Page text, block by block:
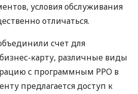
условия обслуживания
отличаться.
счет для
карту, различные виды
с программным РРО в
предлагается доступ к